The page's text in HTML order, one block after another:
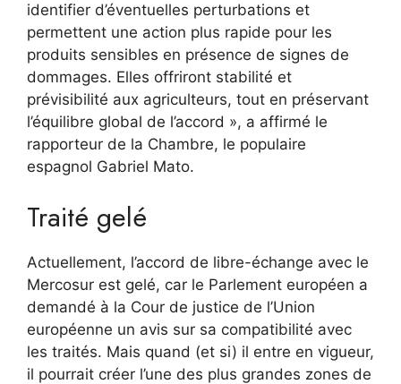
identifier d’éventuelles perturbations et
permettent une action plus rapide pour les
produits sensibles en présence de signes de
dommages. Elles offriront stabilité et
prévisibilité aux agriculteurs, tout en préservant
l’équilibre global de l’accord », a affirmé le
rapporteur de la Chambre, le populaire
espagnol Gabriel Mato.
Traité gelé
Actuellement, l’accord de libre-échange avec le
Mercosur est gelé, car le Parlement européen a
demandé à la Cour de justice de l’Union
européenne un avis sur sa compatibilité avec
les traités. Mais quand (et si) il entre en vigueur,
il pourrait créer l’une des plus grandes zones de